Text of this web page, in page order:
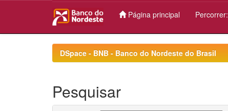
Página principal Percorrer:
DSpace - BNB - Banco do Nordeste do Brasil
Pesquisar